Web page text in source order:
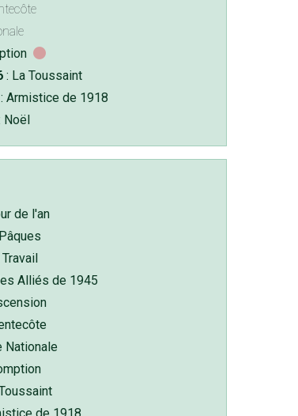
: La Toussaint
Armistice de 1918
de l'an
Alliés de 1945
Nationale
de 1918